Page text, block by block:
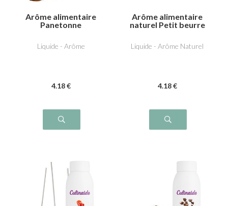
Arôme alimentaire
Panetonne
Liquide - Arôme
4.18 €
Arôme alimentaire
naturel Petit beurre
Liquide - Arôme Naturel
4.18 €